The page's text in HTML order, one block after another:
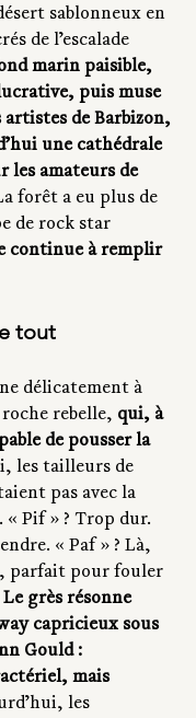
sablonneux en
de l’escalade
marin paisible,
puis muse
de Barbizon,
une cathédrale
les amateurs de
forêt a eu plus de
de rock star
continue à remplir
tout
délicatement à
rebelle, qui, à
de pousser la
les tailleurs de
pas avec la
Pif » ? Trop dur.
« Paf » ? Là,
parfait pour fouler
Le grès résonne
capricieux sous
Gould :
mais
les